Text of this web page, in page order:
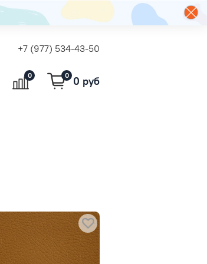
+7 (977) 534-43-50
0 0 0 руб